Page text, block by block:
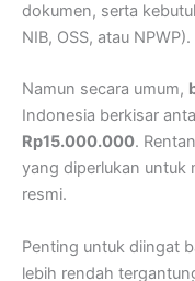
dokumen, serta
NIB, OSS, atau NPWP).
Namun secara umum,
Indonesia berkisar
Rp15.000.000.
yang diperlukan untuk
resmi.
Penting untuk diingat
lebih rendah